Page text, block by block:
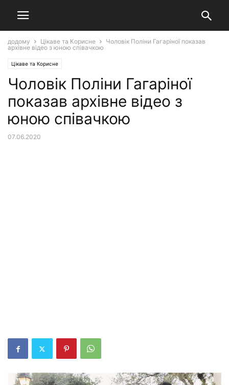
додому Цікаве та Корисне
Чоловік Поліни Гагаріної показав
архівне відео з юною співачкою
Цікаве та Корисне
Чоловік Поліни Гагаріної
показав архівне відео з
юною співачкою
07.06.2020